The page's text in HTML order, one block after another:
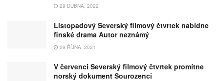
29 DUBNA, 2022
Listopadový Severský filmový čtvrtek nabídne
finské drama Autor neznámý
29 ŘÍJNA, 2021
V červenci Severský filmový čtvrtek promítne
norský dokument Sourozenci